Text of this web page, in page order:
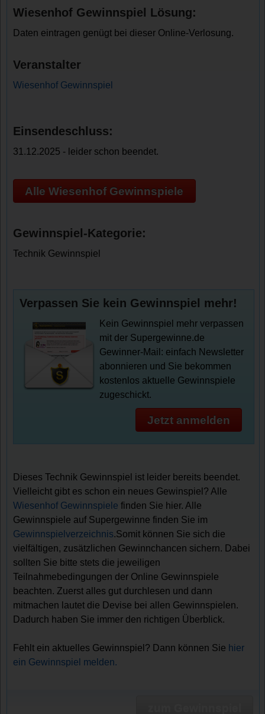
Wiesenhof Gewinnspiel Lösung:
Daten eintragen genügt bei dieser Online-Verlosung.
Veranstalter
Wiesenhof Gewinnspiel
Einsendeschluss:
31.12.2025 - leider schon beendet.
Alle Wiesenhof Gewinnspiele
Gewinnspiel-Kategorie:
Technik Gewinnspiel
Verpassen Sie kein Gewinnspiel mehr!
Kein Gewinnspiel mehr verpassen
mit der Supergewinne.de
Gewinner-Mail: einfach Newsletter
abonnieren und Sie bekommen
kostenlos aktuelle Gewinnspiele
zugeschickt.
Jetzt anmelden
Dieses Technik Gewinnspiel ist leider bereits beendet.
Vielleicht gibt es schon ein neues Gewinspiel? Alle
Wiesenhof Gewinnspiele finden Sie hier. Alle
Gewinnspiele auf Supergewinne finden Sie im
Gewinnspielverzeichnis.Somit können Sie sich die
vielfältigen, zusätzlichen Gewinnchancen sichern. Dabei
sollten Sie bitte stets die jeweiligen
Teilnahmebedingungen der Online Gewinnspiele
beachten. Zuerst alles gut durchlesen und dann
mitmachen lautet die Devise bei allen Gewinnspielen.
Dadurch haben Sie immer den richtigen Überblick.
Fehlt ein aktuelles Gewinnspiel? Dann können Sie hier
ein Gewinnspiel melden.